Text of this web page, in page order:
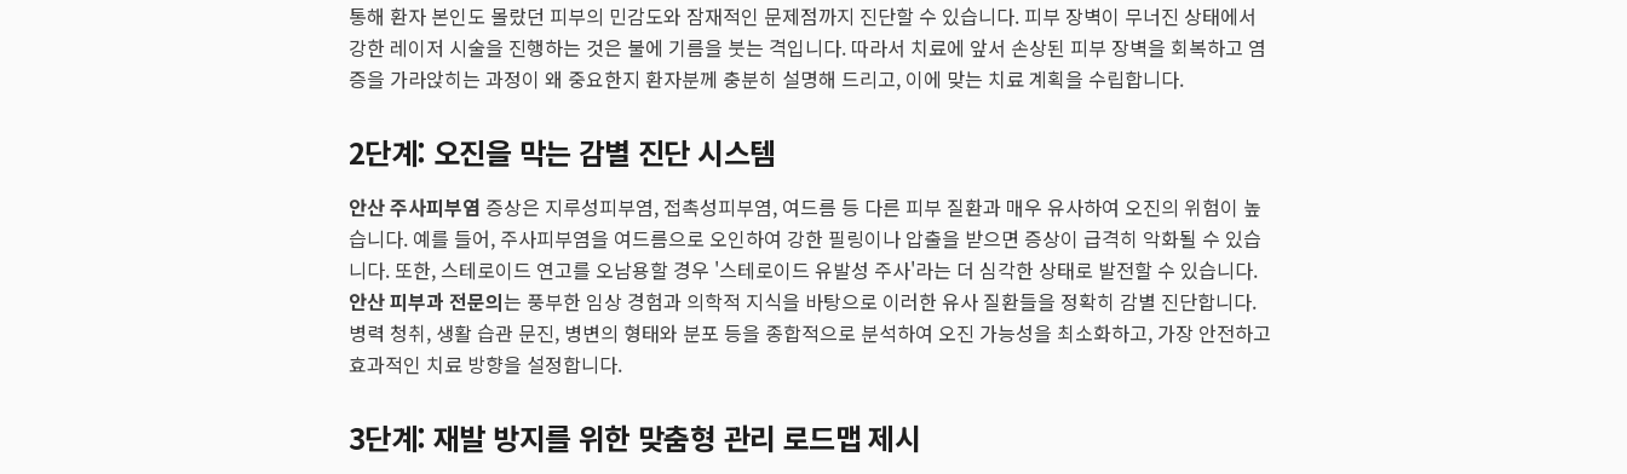
통해 환자 본인도 몰랐던 피부의 민감도와 잠재적인 문제점까지 진단할 수 있습니다. 피부 장벽이 무너진 상태에서
강한 레이저 시술을 진행하는 것은 불에 기름을 붓는 격입니다. 따라서 치료에 앞서 손상된 피부 장벽을 회복하고 염
증을 가라앉히는 과정이 왜 중요한지 환자분께 충분히 설명해 드리고, 이에 맞는 치료 계획을 수립합니다.
2단계: 오진을 막는 감별 진단 시스템
안산 주사피부염 증상은 지루성피부염, 접촉성피부염, 여드름 등 다른 피부 질환과 매우 유사하여 오진의 위험이 높
습니다. 예를 들어, 주사피부염을 여드름으로 오인하여 강한 필링이나 압출을 받으면 증상이 급격히 악화될 수 있습
니다. 또한, 스테로이드 연고를 오남용할 경우 '스테로이드 유발성 주사'라는 더 심각한 상태로 발전할 수 있습니다.
안산 피부과 전문의는 풍부한 임상 경험과 의학적 지식을 바탕으로 이러한 유사 질환들을 정확히 감별 진단합니다.
병력 청취, 생활 습관 문진, 병변의 형태와 분포 등을 종합적으로 분석하여 오진 가능성을 최소화하고, 가장 안전하고
효과적인 치료 방향을 설정합니다.
3단계: 재발 방지를 위한 맞춤형 관리 로드맵 제시